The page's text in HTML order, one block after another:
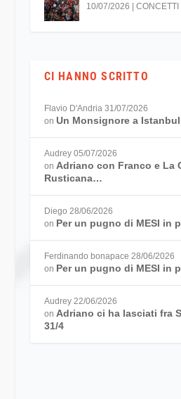
10/07/2026 | CONCETTI
CI HANNO SCRITTO
Flavio D'Andria 31/07/2026
on Un Monsignore a Istanbul
Audrey 05/07/2026
on Adriano con Franco e La
Rusticana…
Diego 28/06/2026
on Per un pugno di MESI in
Ferdinando bonapace 28/06/2026
on Per un pugno di MESI in
Audrey 22/06/2026
on Adriano ci ha lasciati fra
31/4